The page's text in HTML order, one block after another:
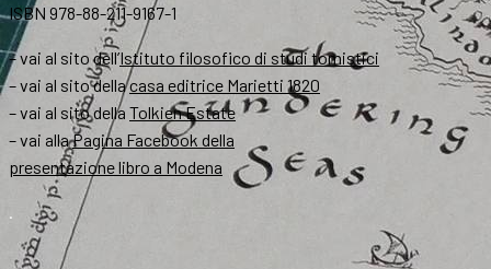
ISBN 978-88-211-9167-1
– vai al sito dell’Istituto filosofico di studi tomistici
– vai al sito dellacasa editrice Marietti 1820
– vai al sito della Tolkien Estate
– vai allaPagina Facebook della
presentazione libro a Modena
.